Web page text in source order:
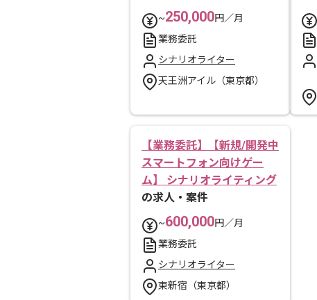
~250,000円／月
業務委託
シナリオライター
天王洲アイル（東京都）
【業務委託】【新規/開発中
スマートフォン向けゲー
ム】 シナリオライティング
の求人・案件
~600,000円／月
業務委託
シナリオライター
東新宿（東京都）